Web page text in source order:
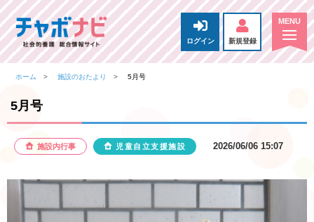
ログイン 新規登録
ホーム 施設のおたより 5月号
5月号
施設内行事 児童自立支援施設 2026/06/06 15:07